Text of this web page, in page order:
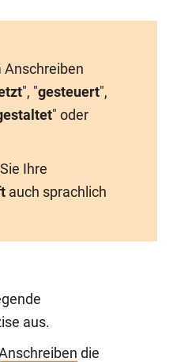
Anschreiben
", "gesteuert",
" oder
Ihre
auch sprachlich
aus.
die